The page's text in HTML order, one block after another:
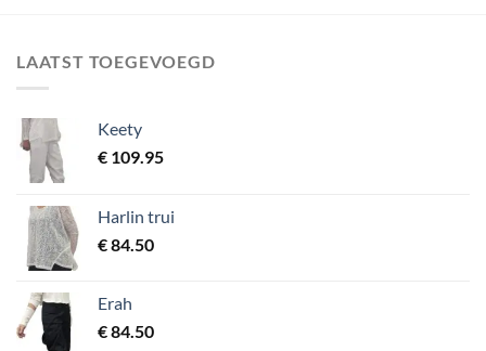
LAATST TOEGEVOEGD
Keety
€ 109.95
Harlin trui
€84.50
Erah
€84.50